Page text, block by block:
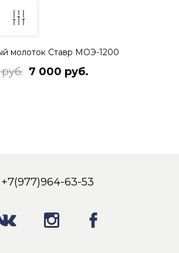
молоток Ставр МОЭ-1200
7 000 руб.
+7(977)964-63-53